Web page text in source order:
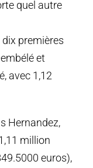
quel autre
premières
et
avec 1,12
Hernandez,
million
euros),